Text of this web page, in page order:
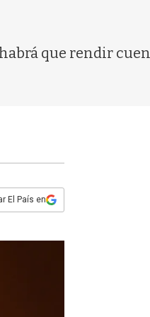
que rendir
El País en